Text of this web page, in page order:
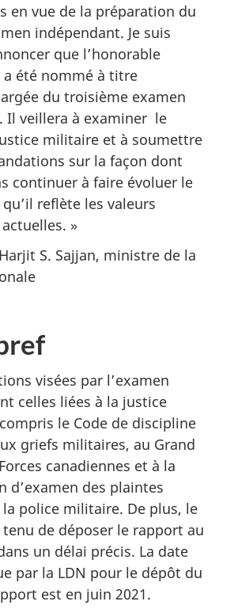
en vue de la préparation du
indépendant. Je suis
que l’honorable
a été nommé à titre
du troisième examen
Il veillera à examiner le
militaire et à soumettre
sur la façon dont
continuer à faire évoluer le
reflète les valeurs
»
S. Sajjan, ministre de la
visées par l’examen
celles liées à la justice
le Code de discipline
griefs militaires, au Grand
canadiennes et à la
d’examen des plaintes
police militaire. De plus, le
de déposer le rapport au
un délai précis. La date
par la LDN pour le dépôt du
est en juin 2021.